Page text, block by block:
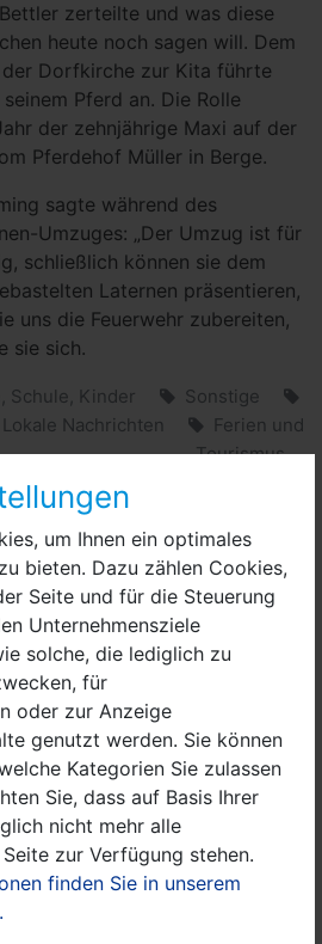
um Ihnen ein optimales
bieten. Dazu zählen Cookies,
Seite und für die Steuerung
Unternehmensziele
solche, die lediglich zu
für
oder zur Anzeige
genutzt werden. Sie können
Kategorien Sie zulassen
Sie, dass auf Basis Ihrer
nicht mehr alle
zur Verfügung stehen.
finden Sie in unserem
zerteilte und was diese
heute noch sagen will. Dem
Dorfkirche zur Kita führte
Pferd an. Die Rolle
der zehnjährige Maxi auf der
Pferdehof Müller in Berge.
sagte während des
Umzuges: „Der Umzug ist für
schließlich können sie dem
Laternen präsentieren,
uns die Feuerwehr zubereiten,
sie sich.
Schule, Kinder
Sonstige
Lokale Nachrichten
Ferien und
Tourismus